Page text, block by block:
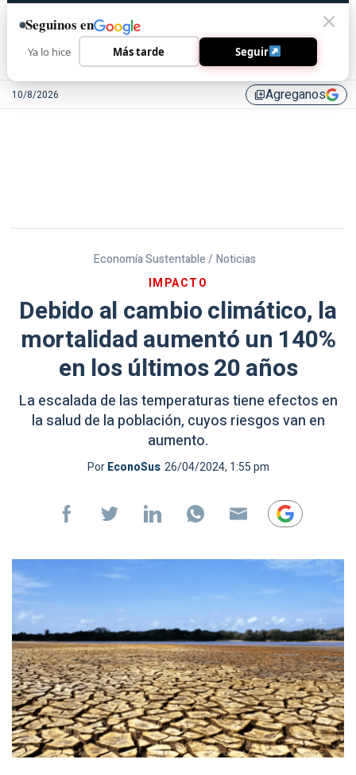
10/8/2026 library_addAgreganos
Economía Sustentable / Noticias
IMPACTO
Debido al cambio climático, la
mortalidad aumentó un 140%
en los últimos 20 años
La escalada de las temperaturas tiene efectos en
la salud de la población, cuyos riesgos van en
aumento.
PorEconoSus 26/04/2024, 1:55 pm
Seguinos en
Ya lo hice Más tarde Seguir